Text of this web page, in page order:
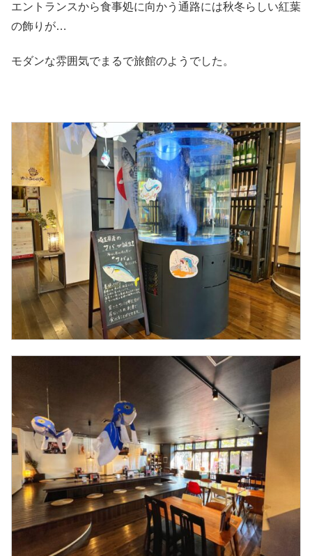
エントランスから食事処に向かう通路には秋冬らしい紅葉
の飾りが…
モダンな雰囲気でまるで旅館のようでした。